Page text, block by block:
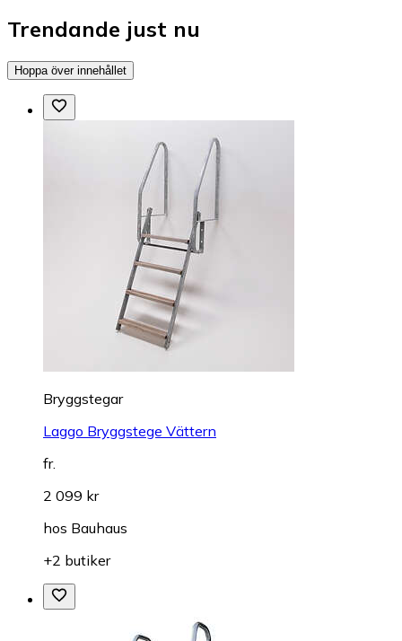
Trendande just nu
Hoppa över innehållet
Bryggstegar
Laggo Bryggstege Vättern
fr.
2 099 kr
hos Bauhaus
+2 butiker